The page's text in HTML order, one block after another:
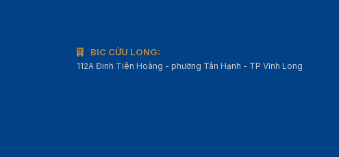
BIC CỬU LONG:
112A Đinh Tiên Hoàng - phường Tân Hạnh - TP Vĩnh Long